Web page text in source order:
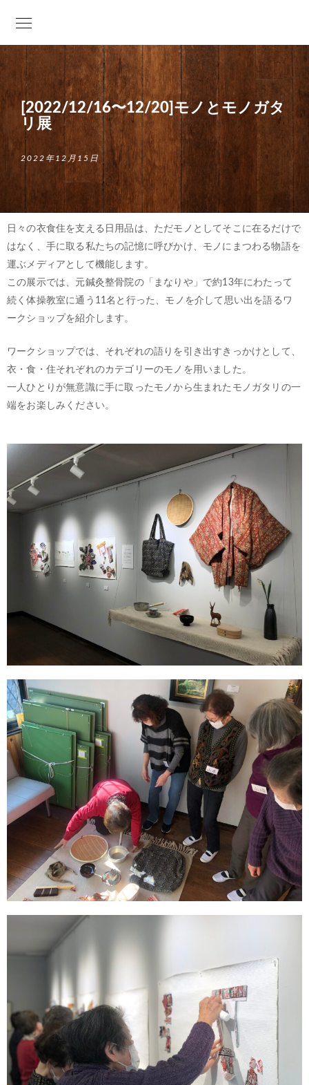
[2022/12/16〜12/20]モノとモノガタ
リ展
2022年12月15日
日々の衣食住を支える日用品は、ただモノとしてそこに在るだけで
はなく、手に取る私たちの記憶に呼びかけ、モノにまつわる物語を
運ぶメディアとして機能します。
この展示では、元鍼灸整骨院の「まなりや」で約13年にわたって
続く体操教室に通う11名と行った、モノを介して 思い出 を語るワ
ークショップを紹介します。
ワークショップでは、それぞれの語りを引き出すきっかけとして、
衣・食・住それぞれのカテゴリーのモノを用いました。
一人ひとりが無意識に手に取ったモノから生まれたモノガタリの一
端をお楽しみください。